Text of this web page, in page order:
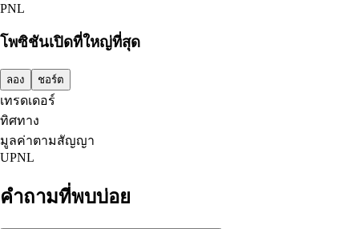
PNL
โพซิชันเปิดที่ใหญ่ที่สุด
ลอง ชอร์ต
เทรดเดอร์
ทิศทาง
มูลค่าตามสัญญา
UPNL
คำถามที่พบบ่อย